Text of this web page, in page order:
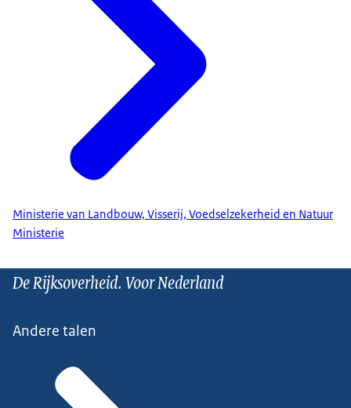
Ministerie van Landbouw, Visserij, Voedselzekerheid en Natuur
Ministerie
De Rijksoverheid. Voor Nederland
Andere talen